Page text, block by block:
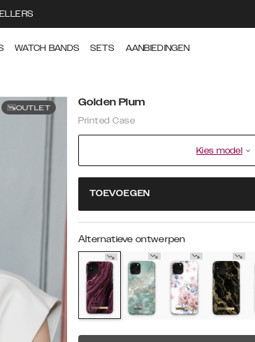
WATCH BANDS SETS AANBIEDINGEN
OUTLET Golden Plum
Printed Case
Kies model
TOEVOEGEN
Alternatieve ontwerpen